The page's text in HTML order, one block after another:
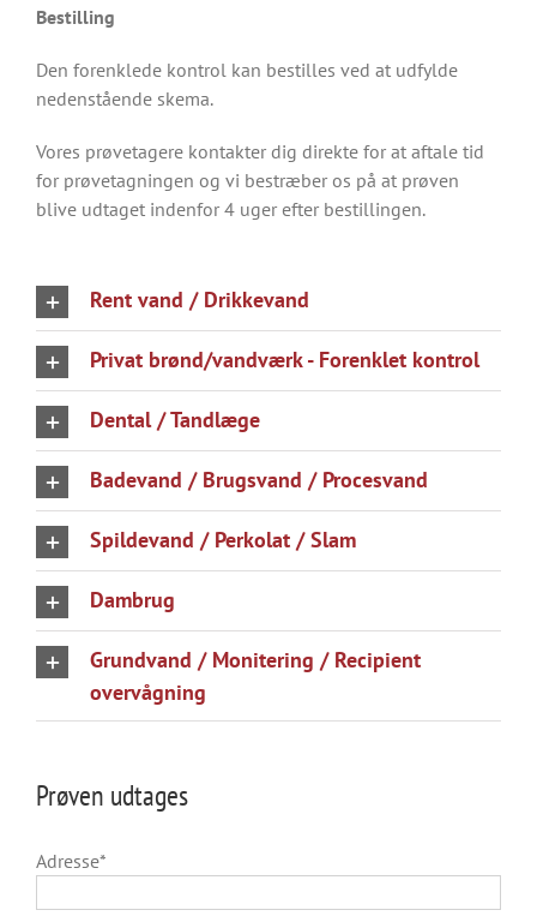
Bestilling
Den forenklede kontrol kan bestilles ved at udfylde
nedenstående skema.
Vores prøvetagere kontakter dig direkte for at aftale tid
for prøvetagningen og vi bestræber os på at prøven
blive udtaget indenfor 4 uger efter bestillingen.
Rent vand / Drikkevand
Privat brønd/vandværk - Forenklet kontrol
Dental / Tandlæge
Badevand / Brugsvand / Procesvand
Spildevand / Perkolat / Slam
Dambrug
Grundvand / Monitering / Recipient
overvågning
Prøven udtages
Adresse*